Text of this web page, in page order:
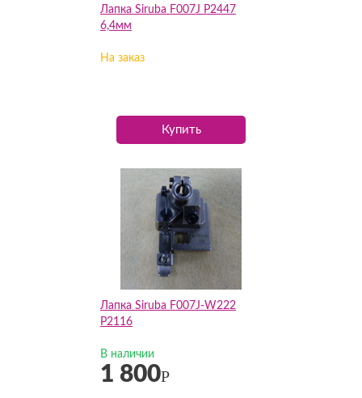
Лапка Siruba F007J P2447
6,4мм
На заказ
Купить
Лапка Siruba F007J-W222
P2116
В наличии
1 800Р